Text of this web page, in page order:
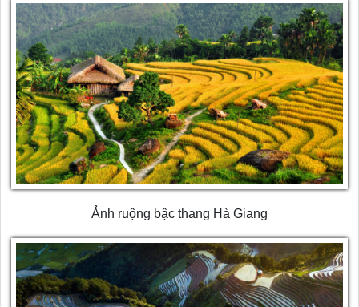
Ảnh ruộng bậc thang Hà Giang